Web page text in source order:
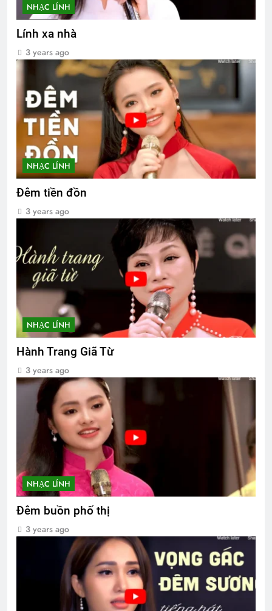
NHẠC LÍNH
Lính xa nhà
3 years ago
NHẠC LÍNH
Đêm tiền đồn
3 years ago
NHẠC LÍNH
Hành Trang Giã Từ
3 years ago
NHẠC LÍNH
Đêm buồn phố thị
3 years ago